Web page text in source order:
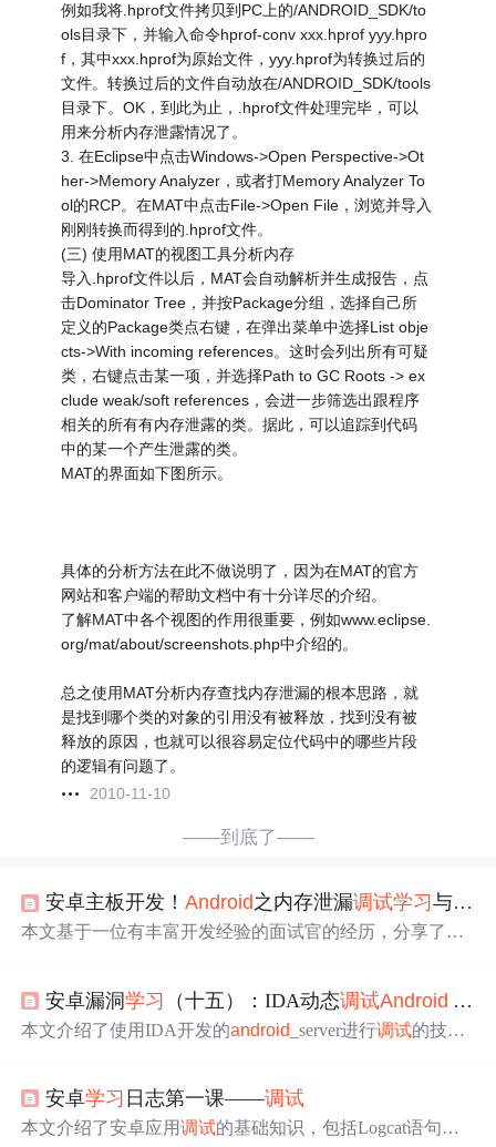
例如我将.hprof文件拷贝到PC上的/ANDROID_SDK/to
ols目录下，并输入命令hprof-conv xxx.hprof yyy.hpro
f，其中xxx.hprof为原始文件，yyy.hprof为转换过后的
文件。转换过后的文件自动放在/ANDROID_SDK/tools
目录下。OK，到此为止，.hprof文件处理完毕，可以
用来分析内存泄露情况了。
3. 在Eclipse中点击Windows->Open Perspective->Ot
her->Memory Analyzer，或者打Memory Analyzer To
ol的RCP。在MAT中点击File->Open File，浏览并导入
刚刚转换而得到的.hprof文件。
(三) 使用MAT的视图工具分析内存
导入.hprof文件以后，MAT会自动解析并生成报告，点
击Dominator Tree，并按Package分组，选择自己所
定义的Package类点右键，在弹出菜单中选择List obje
cts->With incoming references。这时会列出所有可疑
类，右键点击某一项，并选择Path to GC Roots -> ex
clude weak/soft references，会进一步筛选出跟程序
相关的所有有内存泄露的类。据此，可以追踪到代码
中的某一个产生泄露的类。
MAT的界面如下图所示。
具体的分析方法在此不做说明了，因为在MAT的官方
网站和客户端的帮助文档中有十分详尽的介绍。
了解MAT中各个视图的作用很重要，例如www.eclipse.
org/mat/about/screenshots.php中介绍的。
总之使用MAT分析内存查找内存泄漏的根本思路，就
是找到哪个类的对象的引用没有被释放，找到没有被
释放的原因，也就可以很容易定位代码中的哪些片段
的逻辑有问题了。
2010-11-10
——到底了——
安卓主板开发！Android 之内存泄漏调试学习与总结，社招面试心得
本文基于一位有丰富开发经验的面试官的经历，分享了 An
JVM的重要性。同时，提出了如何有效规划学习方向和应
对面试的建议。
安卓漏洞学习 （十五）：IDA动态调试Android
本文介绍了使用IDA开发的android _server进行调试的技
程等；以及DEBUG模式操作步骤，如挂起程序、连接JVM
调试、查找函数、设置断点等。
安卓学习 日志第一课——调试
本文介绍了安卓应用调试的基础知识，包括Logcat语句输